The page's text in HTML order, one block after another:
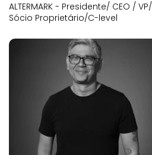
ALTERMARK - Presidente/ CEO / VP/
Sócio Proprietário/C-level